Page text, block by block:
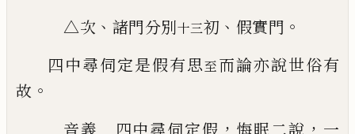
△次 、 諸門分別十三初 、 假實門 。
四中尋伺定是假有思至而論亦說世俗有
故 。
音義 四中尋伺定假 ， 悔眠二說 ， 一